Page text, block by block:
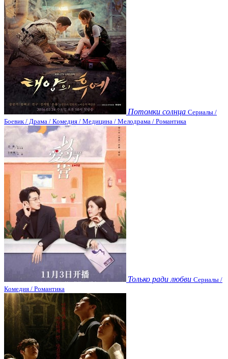
Потомки солнца Сериалы /
Боевик / Драма / Комедия / Медицина / Мелодрама / Романтика
Только ради любви Сериалы /
Комедия / Романтика